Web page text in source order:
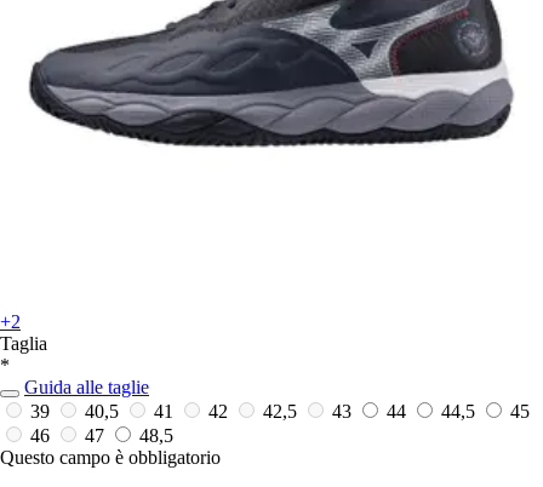
+2
Taglia
*
Guida alle taglie
39
40,5 41 42 42,5 43 44 44,5
45
46
47
48,5
Questo campo è obbligatorio